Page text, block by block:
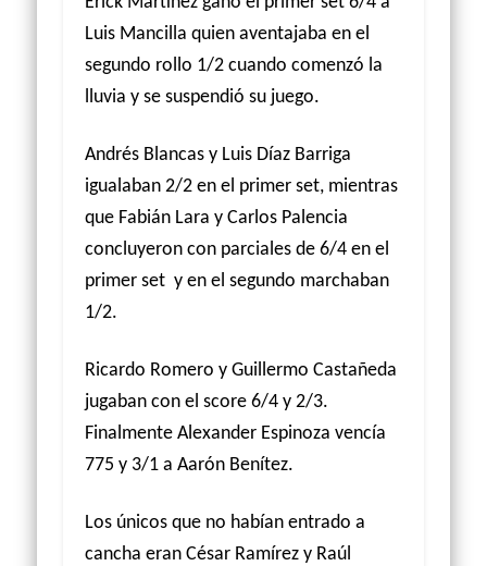
Luis Mancilla quien aventajaba en el
segundo rollo 1/2 cuando comenzó la
lluvia y se suspendió su juego.
Andrés Blancas y Luis Díaz Barriga
igualaban 2/2 en el primer set, mientras
que Fabián Lara y Carlos Palencia
concluyeron con parciales de 6/4 en el
primer set y en el segundo marchaban
1/2.
Ricardo Romero y Guillermo Castañeda
jugaban con el score 6/4 y 2/3.
Finalmente Alexander Espinoza vencía
775 y 3/1 a Aarón Benítez.
Los únicos que no habían entrado a
cancha eran César Ramírez y Raúl